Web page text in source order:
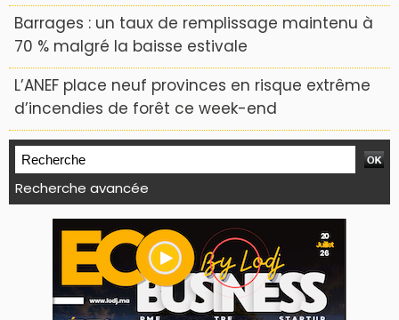
Barrages : un taux de remplissage maintenu à
70 % malgré la baisse estivale
L’ANEF place neuf provinces en risque extrême
d’incendies de forêt ce week-end
Recherche avancée